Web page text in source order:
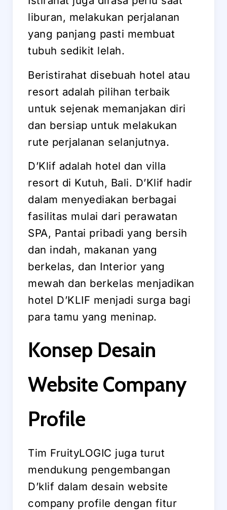
liburan, melakukan perjalanan
yang panjang pasti membuat
tubuh sedikit lelah.
Beristirahat disebuah hotel atau
resort adalah pilihan terbaik
untuk sejenak memanjakan diri
dan bersiap untuk melakukan
rute perjalanan selanjutnya.
D’Klif adalah hotel dan villa
resort di Kutuh, Bali. D’Klif hadir
dalam menyediakan berbagai
fasilitas mulai dari perawatan
SPA, Pantai pribadi yang bersih
dan indah, makanan yang
berkelas, dan Interior yang
mewah dan berkelas menjadikan
hotel D’KLIF menjadi surga bagi
para tamu yang meninap.
Konsep Desain
Website Company
Profile
Tim FruityLOGIC juga turut
mendukung pengembangan
D’klif dalam desain website
company profile dengan fitur